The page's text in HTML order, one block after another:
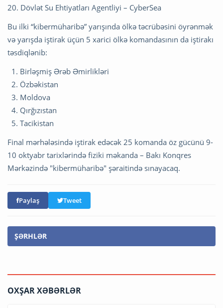
20.⁠ ⁠Dövlət Su Ehtiyatları Agentliyi – CyberSea
Bu ilki “kibermüharibə” yarışında ölkə təcrübəsini öyrənmək
və yarışda iştirak üçün 5 xarici ölkə komandasının da iştirakı
təsdiqlənib:
1.⁠ ⁠Birləşmiş Ərəb Əmirlikləri
2.⁠ ⁠Özbəkistan
3.⁠ ⁠Moldova
4.⁠ ⁠Qırğızıstan
5.⁠ ⁠Tacikistan
Final mərhələsində iştirak edəcək 25 komanda öz gücünü 9-
10 oktyabr tarixlərində fiziki məkanda – Bakı Konqres
Mərkəzində "kibermüharibə" şəraitində sınayacaq.
Paylaş Tweet
ŞƏRHLƏR
OXŞAR XƏBƏRLƏR